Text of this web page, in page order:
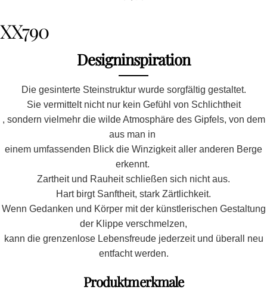
XX790
Designinspiration
Die gesinterte Steinstruktur wurde sorgfältig gestaltet.
Sie vermittelt nicht nur kein Gefühl von Schlichtheit
, sondern vielmehr die wilde Atmosphäre des Gipfels, von dem
aus man in
einem umfassenden Blick die Winzigkeit aller anderen Berge
erkennt.
Zartheit und Rauheit schließen sich nicht aus.
Hart birgt Sanftheit, stark Zärtlichkeit.
Wenn Gedanken und Körper mit der künstlerischen Gestaltung
der Klippe verschmelzen,
kann die grenzenlose Lebensfreude jederzeit und überall neu
entfacht werden.
Produktmerkmale
Teilen Sie dieses Produkt
Stelle eine Frage